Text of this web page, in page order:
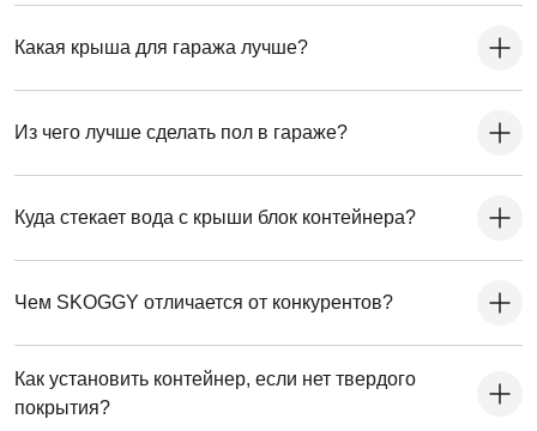
Какая крыша для гаража лучше?
Из чего лучше сделать пол в гараже?
Куда стекает вода с крыши блок контейнера?
Чем SKOGGY отличается от конкурентов?
Как установить контейнер, если нет твердого
покрытия?